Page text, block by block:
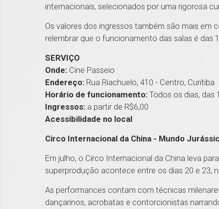
internacionais, selecionados por uma rigorosa
Os valores dos ingressos também são mais em
relembrar que o funcionamento das salas é das
SERVIÇO
Onde: Cine Passeio
Endereço: Rua Riachuelo, 410 - Centro, Curitiba
Horário de funcionamento: Todos os dias, das
Ingressos: a partir de R$6,00
Acessibilidade no local
Circo Internacional da China - Mundo
Em julho, o Circo Internacional da China leva
superprodução acontece entre os dias 20 e 23,
As performances contam com técnicas
dançarinos, acrobatas e contorcionistas